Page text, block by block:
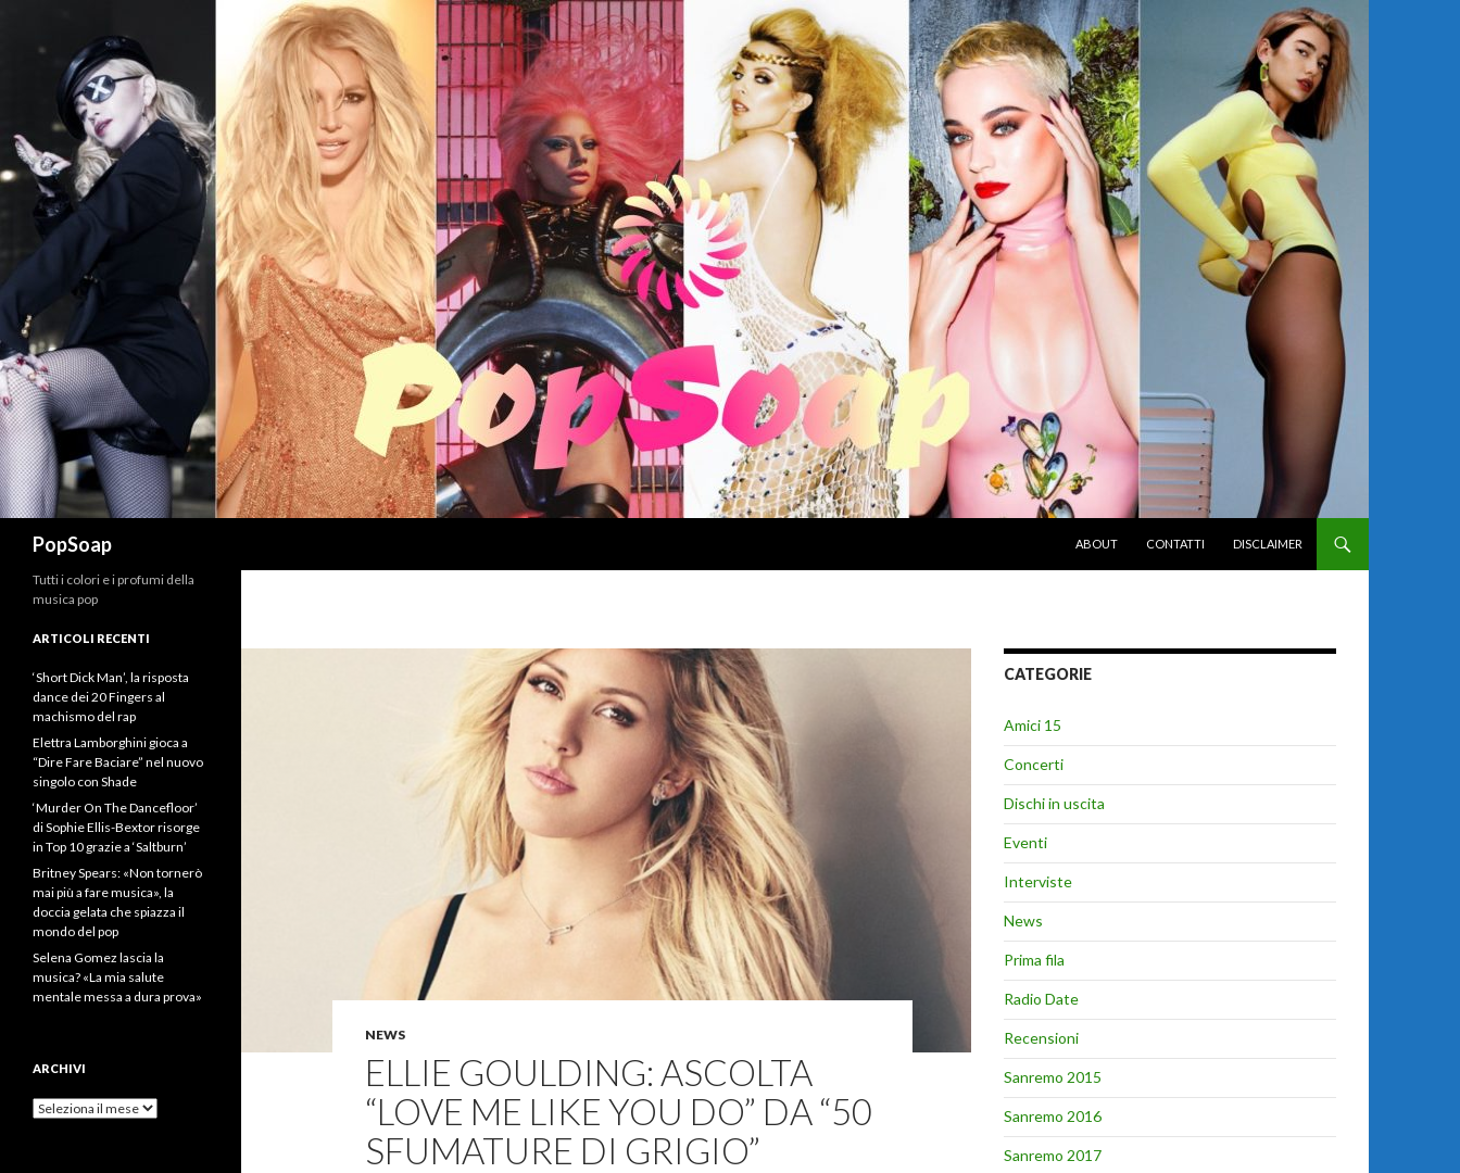
PopSoap
ABOUT
CONTATTI DISCLAIMER
NEWS
ELLIE GOULDING: ASCOLTA
“LOVE ME LIKE YOU DO” DA “50
SFUMATURE DI GRIGIO”
CATEGORIE
Amici 15
Concerti
Dischi in uscita
Eventi
Interviste
News
Prima fila
Radio Date
Recensioni
Sanremo 2015
Sanremo 2016
Sanremo 2017
Tutti i colori e i profumi della
musica pop
ARTICOLI RECENTI
‘Short Dick Man’, la risposta
dance dei 20 Fingers al
machismo del rap
Elettra Lamborghini gioca a
“Dire Fare Baciare” nel nuovo
singolo con Shade
‘Murder On The Dancefloor’
di Sophie Ellis-Bextor risorge
in Top 10 grazie a ‘Saltburn’
Britney Spears: «Non tornerò
mai più a fare musica», la
doccia gelata che spiazza il
mondo del pop
Selena Gomez lascia la
musica? «La mia salute
mentale messa a dura prova»
ARCHIVI
Archivi